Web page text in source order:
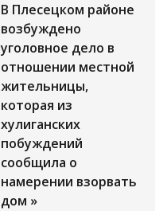
В Плесецком районе
возбуждено
уголовное дело в
отношении местной
жительницы,
которая из
хулиганских
побуждений
сообщила о
намерении взорвать
дом »